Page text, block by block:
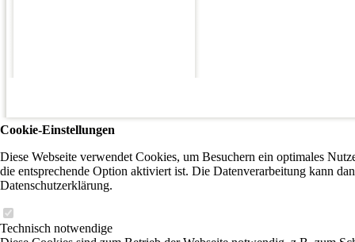
Cookie-Einstellungen
Diese Webseite verwendet Cookies, um Besuchern ein optimales
die entsprechende Option aktiviert ist. Die Datenverarbeitung kann
Datenschutzerklärung.
Technisch notwendige